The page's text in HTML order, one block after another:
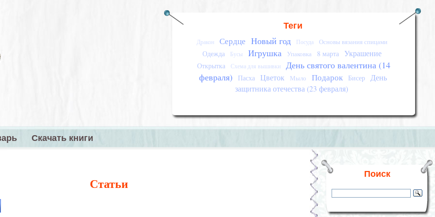
Теги
Дракон Сердце Новый год Посуда Основы вязания спицами
Одежда Бусы Игрушка Упаковка 8 марта Украшение
Открытка Схема для вышивки
День святого валентина (14
февраля)
Пасха Цветок Мыло Подарок Бисер День
защитника отечества (23 февраля)
Скачать книги
Статьи
Поиск